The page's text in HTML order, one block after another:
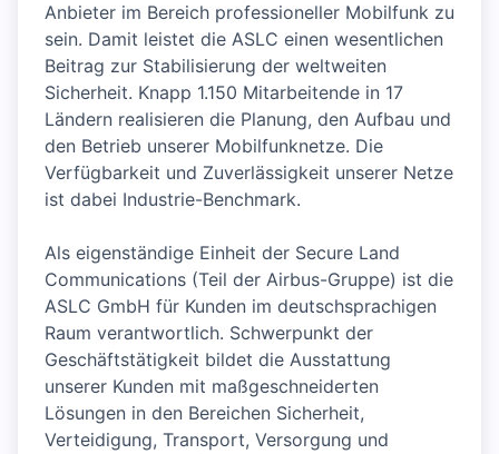
Anbieter im Bereich professioneller Mobilfunk zu
sein. Damit leistet die ASLC einen wesentlichen
Beitrag zur Stabilisierung der weltweiten
Sicherheit. Knapp 1.150 Mitarbeitende in 17
Ländern realisieren die Planung, den Aufbau und
den Betrieb unserer Mobilfunknetze. Die
Verfügbarkeit und Zuverlässigkeit unserer Netze
ist dabei Industrie-Benchmark.
Als eigenständige Einheit der Secure Land
Communications (Teil der Airbus-Gruppe) ist die
ASLC GmbH für Kunden im deutschsprachigen
Raum verantwortlich. Schwerpunkt der
Geschäftstätigkeit bildet die Ausstattung
unserer Kunden mit maßgeschneiderten
Lösungen in den Bereichen Sicherheit,
Verteidigung, Transport, Versorgung und